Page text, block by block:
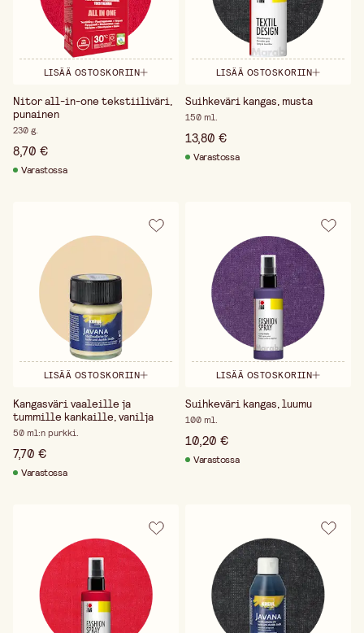
LISÄÄ OSTOSKORIIN
Nitor all-in-one tekstiiliväri,
punainen
230 g.
8,70 €
Varastossa
LISÄÄ OSTOSKORIIN
Suihkeväri kangas, musta
150 ml.
13,80 €
Varastossa
LISÄÄ OSTOSKORIIN
Kangasväri vaaleille ja
tummille kankaille, vanilja
50 ml:n purkki.
7,70 €
Varastossa
LISÄÄ OSTOSKORIIN
Suihkeväri kangas, luumu
100 ml.
10,20 €
Varastossa